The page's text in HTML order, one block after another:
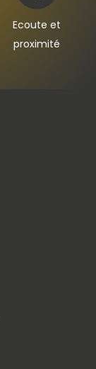
Ecoute et
proximité